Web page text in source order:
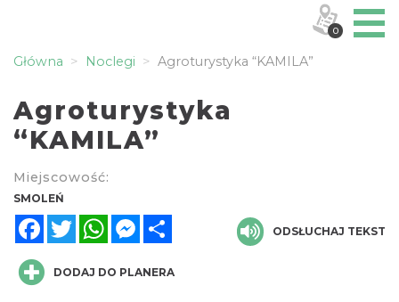
Główna Noclegi Agroturystyka “KAMILA”
Agroturystyka
“KAMILA”
Miejscowość:
SMOLEŃ
FacebookTwitterWhatsAppMessenger
ODSŁUCHAJ TEKST
DODAJ DO PLANERA
0